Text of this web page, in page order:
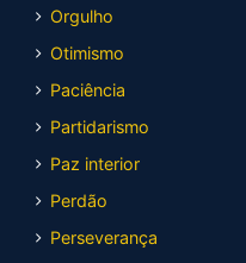
Orgulho
Otimismo
Paciência
Partidarismo
Paz interior
Perdão
Perseverança